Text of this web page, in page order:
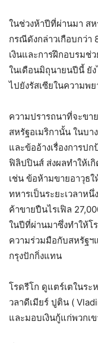
ในช่วงห้าปีที่ผ่านมา ส
กรณีดังกล่าวเกือบกว่า
เงินและการฝึกอบรมช่
ในเดือนมิถุนายนปีนี้ ยั
ไปยังรัสเซียในความพ
ความปรารถนาที่จะข
สหรัฐอเมริกานั้น ในบา
และข้ออ้างเรื่องการป
ฟิลิปปินส์ ส่งผลทำให้เ
เช่น ข้อห้ามขายอาวุธ
ทหารเป็นระยะเวลาห
ค้าขายปืนไรเฟิล
ในปีที่ผ่านมาซึ่งทำให้โ
ความร่วมมือกับสหรัฐฯ
กรุงปักกิ่งแทน
โรดรีโก ดูแตร์เตในระ
วลาดีเมียร์ ปูติน (
และมอบเงินกู้แก่พวกเข